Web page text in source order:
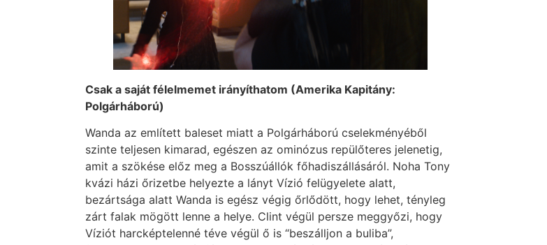
Csak a saját félelmemet irányíthatom (Amerika Kapitány:
Polgárháború)
Wanda az említett baleset miatt a Polgárháború cselekményéből
szinte teljesen kimarad, egészen az ominózus repülőteres jelenetig,
amit a szökése előz meg a Bosszúállók főhadiszállásáról. Noha Tony
kvázi házi őrizetbe helyezte a lányt Vízió felügyelete alatt,
bezártsága alatt Wanda is egész végig őrlődött, hogy lehet, tényleg
zárt falak mögött lenne a helye. Clint végül persze meggyőzi, hogy
Víziót harcképtelenné téve végül ő is “beszálljon a buliba”,